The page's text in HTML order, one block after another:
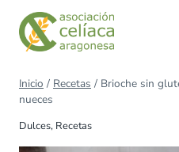
Inicio / Recetas / Brioche sin
nueces
Dulces, Recetas